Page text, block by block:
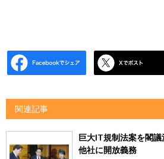
関連記事
巨大IT規制法案を閣議
他社に開放義務